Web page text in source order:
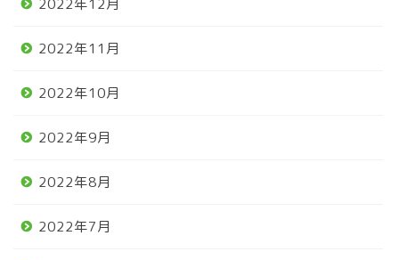
2022年11月
2022年10月
2022年9月
2022年8月
2022年7月